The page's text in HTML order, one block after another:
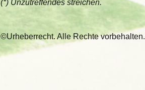
(*) Unzutreffendes streichen.
©Urheberrecht. Alle Rechte vorbehalten.